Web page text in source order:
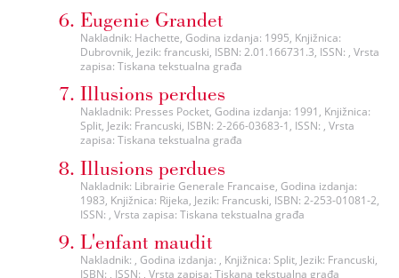
Eugenie Grandet
Nakladnik: Hachette, Godina izdanja: 1995, Knjižnica:
Dubrovnik, Jezik: francuski, ISBN: 2.01.166731.3, ISSN: , Vrsta
zapisa: Tiskana tekstualna građa
Illusions perdues
Nakladnik: Presses Pocket, Godina izdanja: 1991, Knjižnica:
Split, Jezik: Francuski, ISBN: 2-266-03683-1, ISSN: , Vrsta
zapisa: Tiskana tekstualna građa
Illusions perdues
Nakladnik: Librairie Generale Francaise, Godina izdanja:
1983, Knjižnica: Rijeka, Jezik: Francuski, ISBN: 2-253-01081-2,
ISSN: , Vrsta zapisa: Tiskana tekstualna građa
L'enfant maudit
Nakladnik: , Godina izdanja: , Knjižnica: Split, Jezik: Francuski,
ISBN: , ISSN: , Vrsta zapisa: Tiskana tekstualna građa